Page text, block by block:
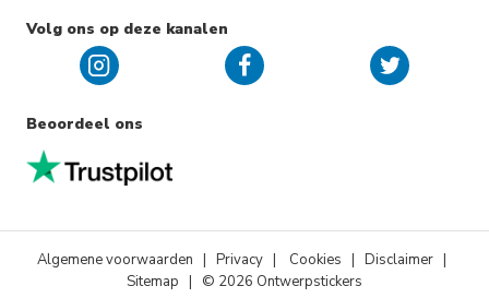
Volg ons op deze kanalen
Beoordeel ons
Algemene voorwaarden | Privacy | Cookies | Disclaimer |
Sitemap | © 2026 Ontwerpstickers